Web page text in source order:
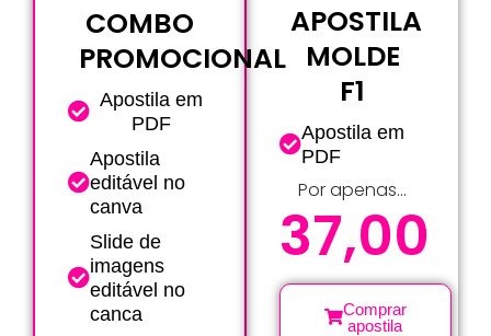
COMBO
PROMOCIONAL
Apostila em
PDF
Apostila
editável no
canva
Slide de
imagens
editável no
canca
APOSTILA
MOLDE
F1
Apostila em
PDF
Por apenas...
37,00
Comprar
apostila